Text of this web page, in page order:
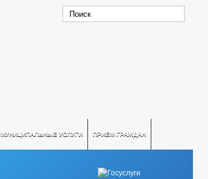
МУНИЦИПАЛЬНЫЕ УСЛУГИ ПРИЕМ ГРАЖДАН